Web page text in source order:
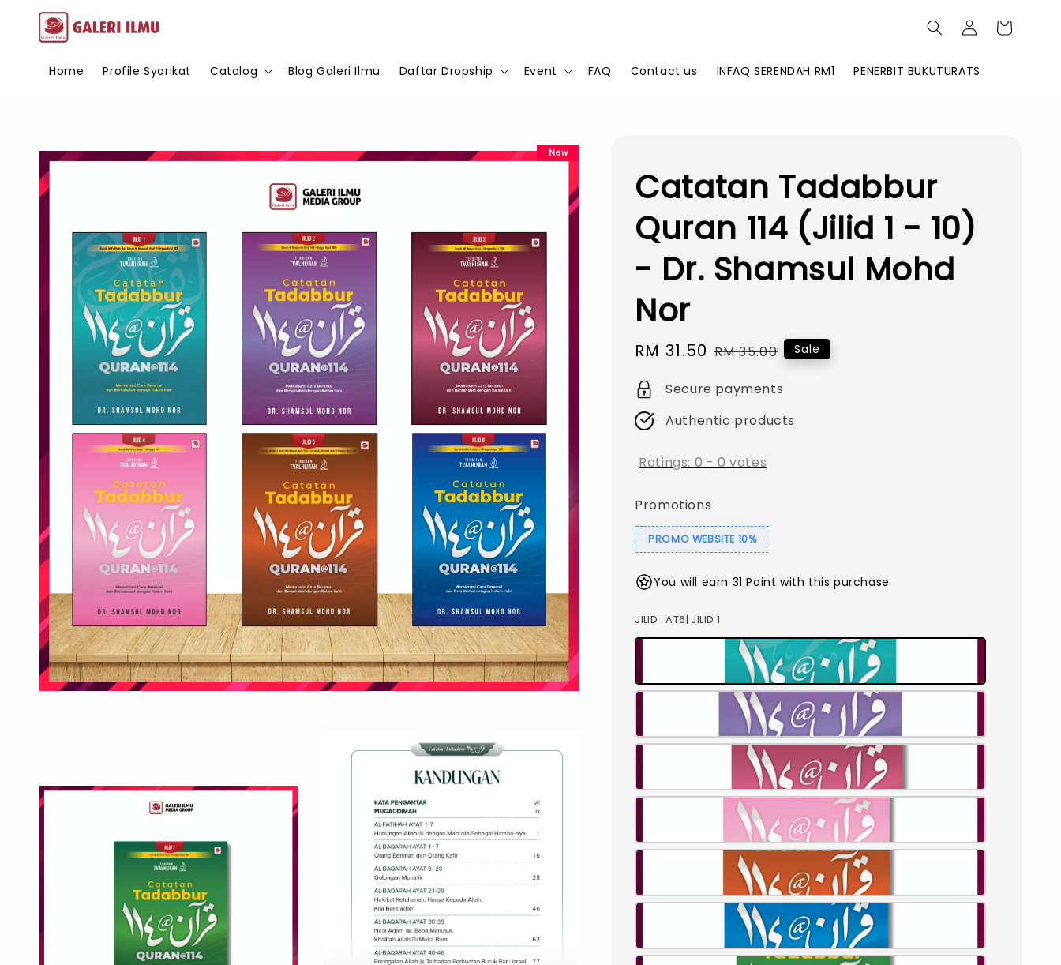
Home Profile Syarikat Catalog Blog Galeri Ilmu Daftar Dropship Event FAQ Contact us INFAQ SERENDAH RM1 PENERBIT BUKUTURATS
New
Catatan Tadabbur
Quran 114 (Jilid 1 - 10)
- Dr. Shamsul Mohd
Nor
Sale
price
RM 31.50 Regular
RM 35.00 Sale
Secure payments
Authentic products
Ratings: 0 -0 votes
Promotions
PROMO WEBSITE 10%
You will earn 31 Point with this purchase
JILID : AT6| JILID 1